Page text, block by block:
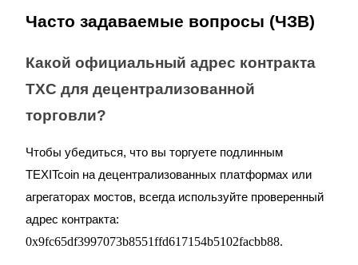
Узнайте о пассивном доходе
Часто задаваемые вопросы (ЧЗВ)
Какой официальный адрес контракта
TXC для децентрализованной
торговли?
Чтобы убедиться, что вы торгуете подлинным
TEXITcoin на децентрализованных платформах или
агрегаторах мостов, всегда используйте проверенный
адрес контракта:
0x9fc65df3997073b8551ffd617154b5102facbb88.